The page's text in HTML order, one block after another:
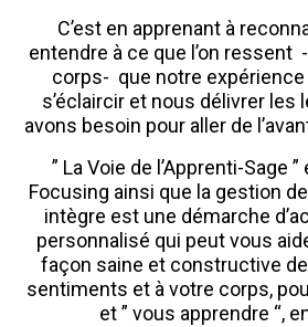
C’est en apprenant à
entendre à ce que l’on ressent
corps- que notre expérience
s’éclaircir et nous délivrer les
avons besoin pour aller de
” La Voie de l’Apprenti-Sage
Focusing ainsi que la gestion
intègre est une démarche
personnalisé qui peut vous
façon saine et constructive
sentiments et à votre corps,
et ” vous apprendre “,